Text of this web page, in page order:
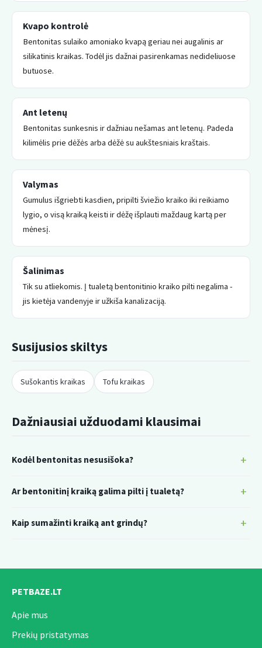
Kvapo kontrolė
Bentonitas sulaiko amoniako kvapą geriau nei augalinis ar
silikatinis kraikas. Todėl jis dažnai pasirenkamas nedideliuose
butuose.
Ant letenų
Bentonitas sunkesnis ir dažniau nešamas ant letenų. Padeda
kilimėlis prie dėžės arba dėžė su aukštesniais kraštais.
Valymas
Gumulus išgriebti kasdien, pripilti šviežio kraiko iki reikiamo
lygio, o visą kraiką keisti ir dėžę išplauti maždaug kartą per
mėnesį.
Šalinimas
Tik su atliekomis. Į tualetą bentonitinio kraiko pilti negalima -
jis kietėja vandenyje ir užkiša kanalizaciją.
Susijusios skiltys
Sušokantis kraikas Tofu kraikas
Dažniausiai užduodami klausimai
Kodėl bentonitas nesusišoka?
Ar bentonitinį kraiką galima pilti į tualetą?
Kaip sumažinti kraiką ant grindų?
PETBAZE.LT
Apie mus
Prekių pristatymas